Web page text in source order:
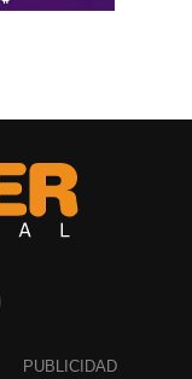
PUBLICIDAD